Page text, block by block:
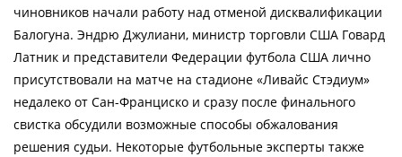
чиновников начали работу над отменой дисквалификации
Балогуна. Эндрю Джулиани, министр торговли США Говард
Латник и представители Федерации футбола США лично
присутствовали на матче на стадионе «Ливайс Стэдиум»
недалеко от Сан-Франциско и сразу после финального
свистка обсудили возможные способы обжалования
решения судьи. Некоторые футбольные эксперты также